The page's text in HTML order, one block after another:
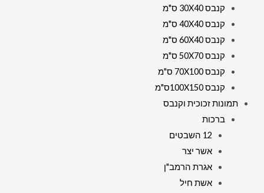
קנבס 30X40 ס"מ
קנבס 40X40 ס"מ
קנבס 60X40 ס"מ
קנבס 50X70 ס"מ
קנבס 70X100 ס"מ
קנבס 100X150ס"מ
תמונות זכוכית וקנבס
ברכות
12 השבטים
אשר יצר
אגרת הרמב"ן
אשת חיל